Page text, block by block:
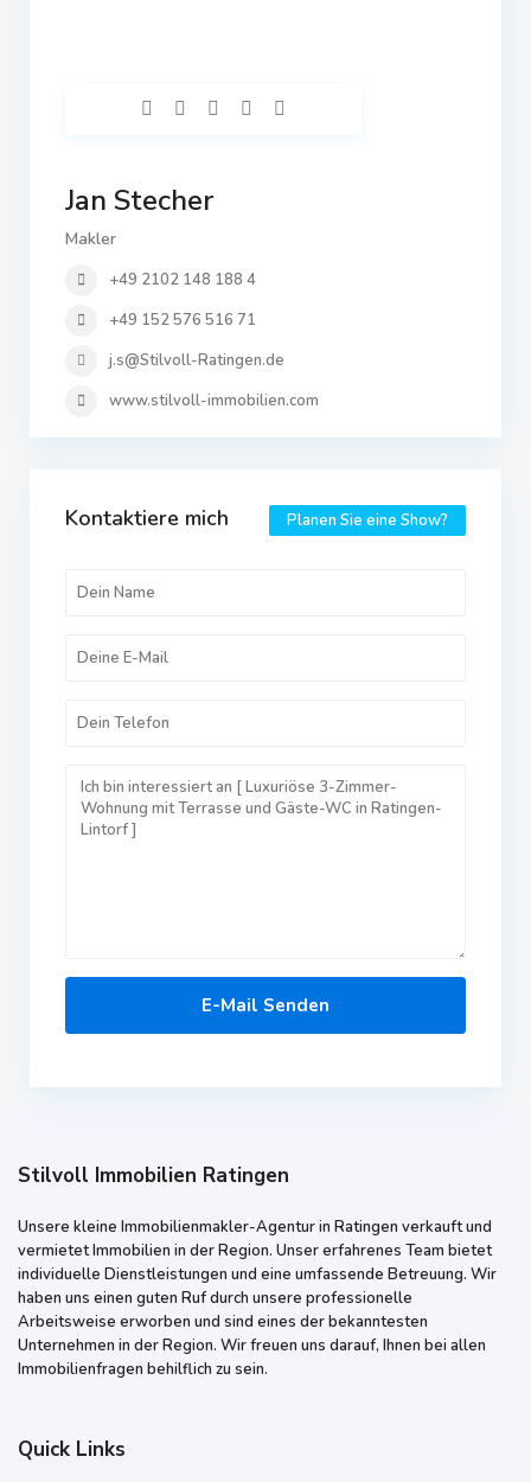
Jan Stecher
Makler
+49 2102 148 188 4
+49 152 576 516 71
j.s@Stilvoll-Ratingen.de
www.stilvoll-immobilien.com
Kontaktiere mich Planen Sie eine Show?
Stilvoll Immobilien Ratingen
Unsere kleine Immobilienmakler-Agentur in Ratingen verkauft und
vermietet Immobilien in der Region. Unser erfahrenes Team bietet
individuelle Dienstleistungen und eine umfassende Betreuung. Wir
haben uns einen guten Ruf durch unsere professionelle
Arbeitsweise erworben und sind eines der bekanntesten
Unternehmen in der Region. Wir freuen uns darauf, Ihnen bei allen
Immobilienfragen behilflich zu sein.
Quick Links